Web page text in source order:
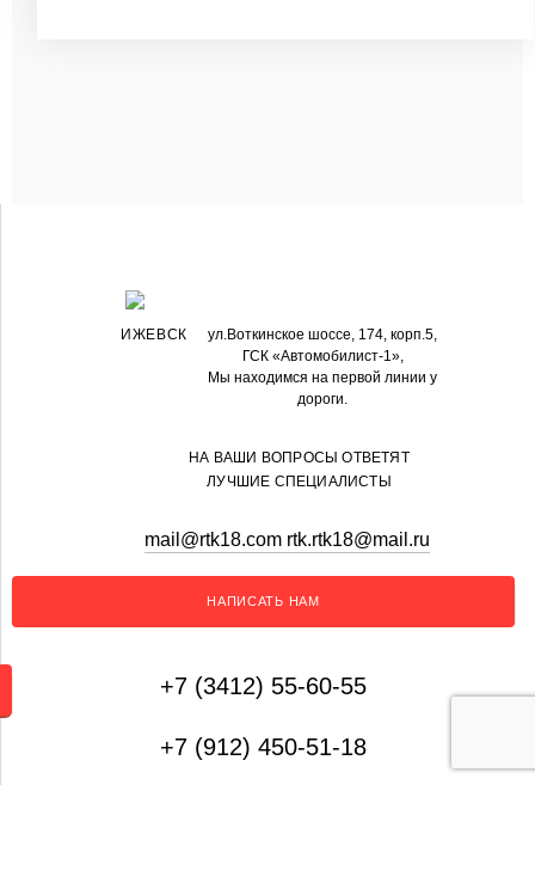
ИЖЕВСК
ул.Воткинское шоссе, 174, корп.5,
ГСК «Автомобилист-1»,
Мы находимся на первой линии у
дороги.
НА ВАШИ ВОПРОСЫ ОТВЕТЯТ
ЛУЧШИЕ СПЕЦИАЛИСТЫ
mail@rtk18.com rtk.rtk18@mail.ru
НАПИСАТЬ НАМ
+7 (3412) 55-60-55
+7 (912) 450-51-18